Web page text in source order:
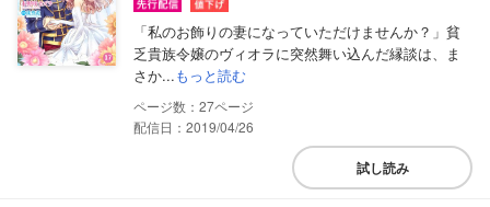
「私のお飾りの妻になっていただけませんか？」貧
乏貴族令嬢のヴィオラに突然舞い込んだ縁談は、ま
さか...もっと読む
27
配信日：2019/04/26
試し読み